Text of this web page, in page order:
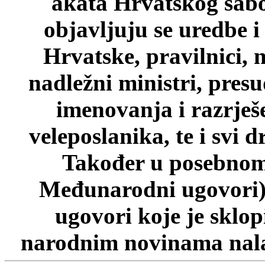
objavljuju se uredbe
Hrvatske, pravilnici,
nadležni ministri,
imenovanja i
veleposlanika, te i svi
Također u
Međunarodni
ugovori koje je
narodnim novinama